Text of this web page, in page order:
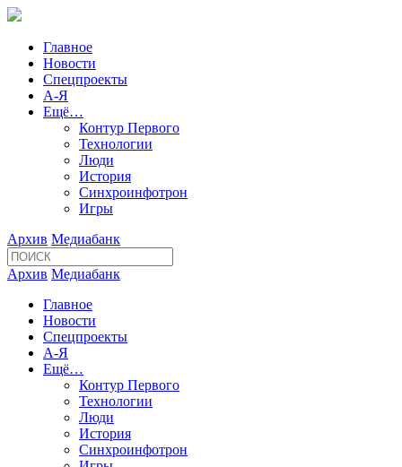
Главное
Новости
Спецпроекты
А-Я
Ещё…
Контур Первого
Технологии
Люди
История
Синхроинфотрон
Игры
Архив Медиабанк
Архив Медиабанк
Главное
Новости
Спецпроекты
А-Я
Ещё…
Контур Первого
Технологии
Люди
История
Синхроинфотрон